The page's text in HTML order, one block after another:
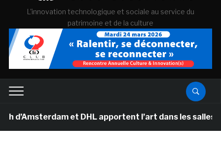
L'innovation technologique et sociale au service du
patrimoine et de la culture
et DHL apportent l’art dans les salles de